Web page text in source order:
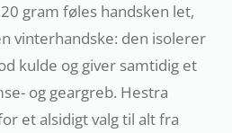
gram føles handsken let,
vinterhandske: den isolerer
kulde og giver samtidig et
og geargreb. Hestra
et alsidigt valg til alt fra